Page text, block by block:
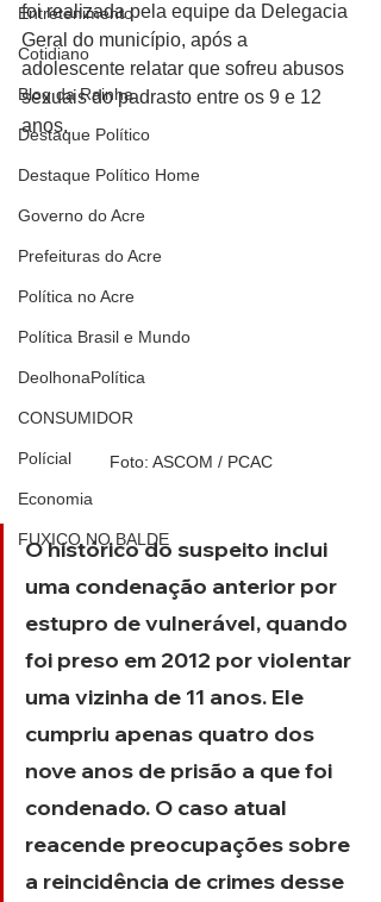
Entretenimento
Cotidiano
Blog da Rainha
Destaque Político
Destaque Político Home
Governo do Acre
Prefeituras do Acre
Política no Acre
Política Brasil e Mundo
DeolhonaPolítica
CONSUMIDOR
Polícial
Economia
FUXICO NO BALDE
foi realizada pela equipe da Delegacia
Geral do município, após a
adolescente relatar que sofreu abusos
sexuais do padrasto entre os 9 e 12
anos.
Foto: ASCOM / PCAC
O histórico do suspeito inclui
uma condenação anterior por
estupro de vulnerável, quando
foi preso em 2012 por violentar
uma vizinha de 11 anos. Ele
cumpriu apenas quatro dos
nove anos de prisão a que foi
condenado. O caso atual
reacende preocupações sobre
a reincidência de crimes desse